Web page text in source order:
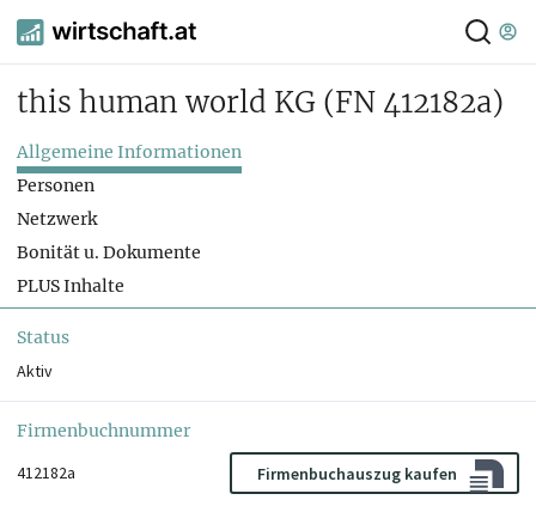
this human world KG (FN 412182a)
Allgemeine Informationen
Personen
Netzwerk
Bonität u. Dokumente
PLUS Inhalte
Status
Aktiv
Firmenbuchnummer
412182a
Firmenbuchauszug kaufen